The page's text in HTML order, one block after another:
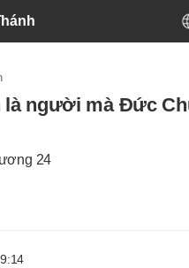
là người mà Đức
24
9:14